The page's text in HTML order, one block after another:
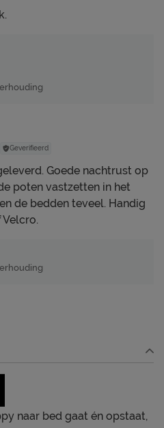
Geverifieerd
Goede nachtrust op
poten vastzetten in het
de bedden teveel. Handig
naar bed gaat én opstaat,